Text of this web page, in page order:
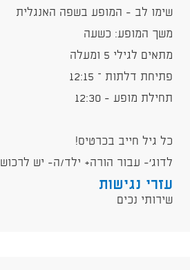
שימו לב - המופע בשפה האנגלית
משך המופע: כשעה
מתאים לגילי 5 ומעלה
פתיחת דלתות – 12:15
תחילת מופע - 12:30
כל גיל חייב בכרטיס!
לדוג'- עבור הורה+ ילד/ה- יש לרכוש 2 כרטיסים
עזרי נגישות
שירותי נכים